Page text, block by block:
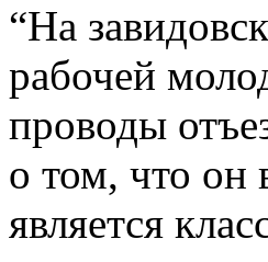
“На
рабочей
проводы
о том, что он
является